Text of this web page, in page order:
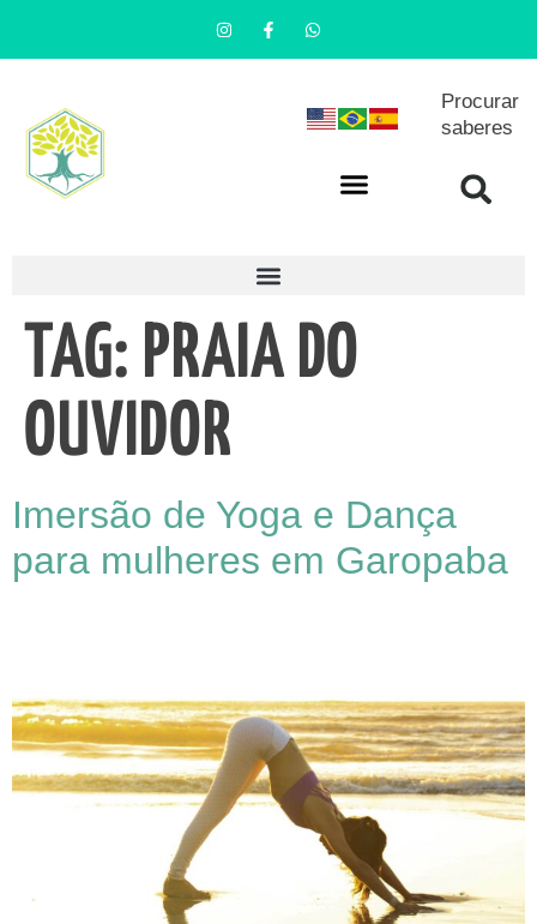
Procurar
saberes
TAG: PRAIA DO
OUVIDOR
Imersão de Yoga e Dança
para mulheres em Garopaba